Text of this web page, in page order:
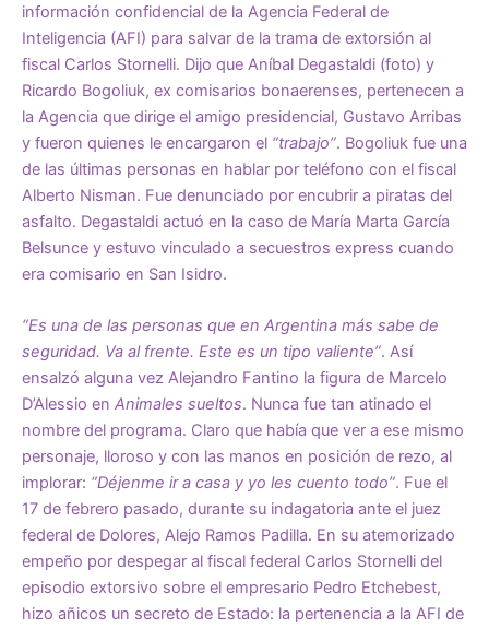
información confidencial de la Agencia Federal de
Inteligencia (AFI) para salvar de la trama de extorsión al
fiscal Carlos Stornelli. Dijo que Aníbal Degastaldi (foto) y
Ricardo Bogoliuk, ex comisarios bonaerenses, pertenecen a
la Agencia que dirige el amigo presidencial, Gustavo Arribas
y fueron quienes le encargaron el “trabajo”. Bogoliuk fue una
de las últimas personas en hablar por teléfono con el fiscal
Alberto Nisman. Fue denunciado por encubrir a piratas del
asfalto. Degastaldi actuó en la caso de María Marta García
Belsunce y estuvo vinculado a secuestros express cuando
era comisario en San Isidro.
“Es una de las personas que en Argentina más sabe de
seguridad. Va al frente. Este es un tipo valiente”. Así
ensalzó alguna vez Alejandro Fantino la figura de Marcelo
D’Alessio en Animales sueltos. Nunca fue tan atinado el
nombre del programa. Claro que había que ver a ese mismo
personaje, lloroso y con las manos en posición de rezo, al
implorar: “Déjenme ir a casa y yo les cuento todo”. Fue el
17 de febrero pasado, durante su indagatoria ante el juez
federal de Dolores, Alejo Ramos Padilla. En su atemorizado
empeño por despegar al fiscal federal Carlos Stornelli del
episodio extorsivo sobre el empresario Pedro Etchebest,
hizo añicos un secreto de Estado: la pertenencia a la AFI de